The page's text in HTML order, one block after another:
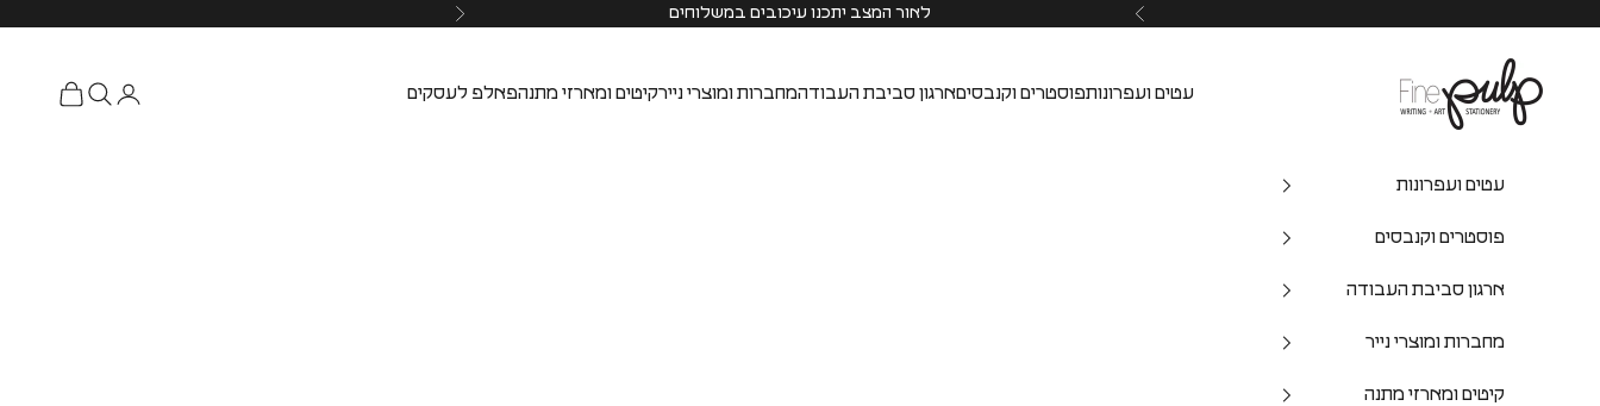
לאור המצב יתכנו עיכובים במשלוחים
Pulp Shop
עטים ועפרונותפוסטרים וקנבסיםארגון סביבת העבודהמחברות ומוצרי ניירקיטים ומארזי מתנהפאלפ לעסקים
עטים ועפרונות
פוסטרים וקנבסים
ארגון סביבת העבודה
מחברות ומוצרי נייר
קיטים ומארזי מתנה